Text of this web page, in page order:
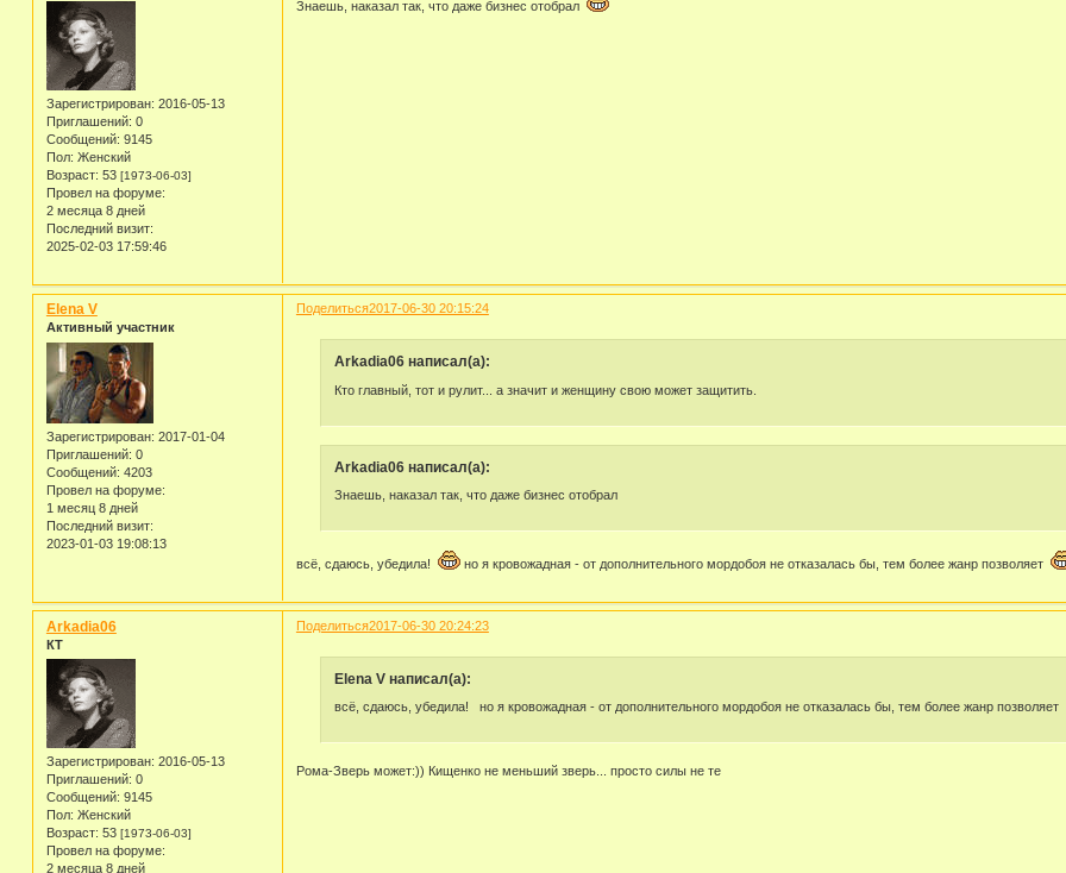
Зарегистрирован: 2016-05-13
Приглашений: 0
Сообщений: 9145
Пол: Женский
Возраст: 53 [1973-06-03]
Провел на форуме:
2 месяца 8 дней
Последний визит:
2025-02-03 17:59:46
Знаешь, наказал так, что даже бизнес отобрал
Поделиться2017-06-30 20:15:24
Elena V
Активный участник
Зарегистрирован: 2017-01-04
Приглашений: 0
Сообщений: 4203
Провел на форуме:
1 месяц 8 дней
Последний визит:
2023-01-03 19:08:13
Arkadia06 написал(а):
Кто главный, тот и рулит... а значит и женщину свою может защитить.
Arkadia06 написал(а):
Знаешь, наказал так, что даже бизнес отобрал
всё, сдаюсь, убедила! но я кровожадная - от дополнительного мордобоя не отказалась бы, тем более жанр позволяет
Поделиться2017-06-30 20:24:23
Arkadia06
КТ
Зарегистрирован: 2016-05-13
Приглашений: 0
Сообщений: 9145
Пол: Женский
Возраст: 53 [1973-06-03]
Провел на форуме:
2 месяца 8 дней
Elena V написал(а):
всё, сдаюсь, убедила! но я кровожадная - от дополнительного мордобоя не отказалась бы, тем более жанр позволяет
Рома-Зверь может:)) Кищенко не меньший зверь... просто силы не те